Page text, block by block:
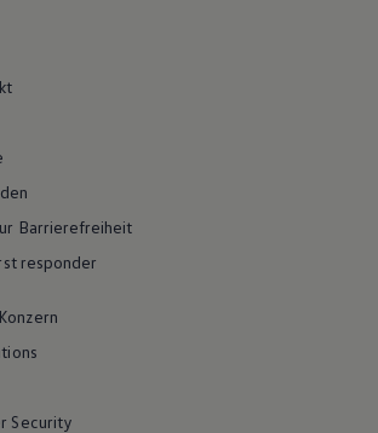
Barrierefreiheit
responder
Security